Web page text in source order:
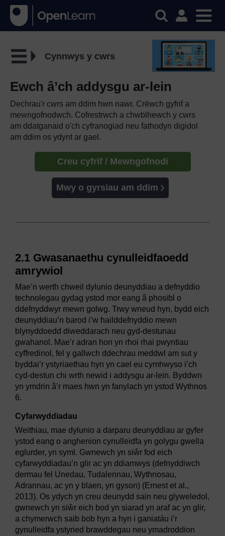
Cynnwys y cwrs
Ewch â’ch addysgu ar-lein
Dechrau'r cwrs am ddim hwn nawr. Crëwch gyfrif a
mewngofnodwch. Cofrestrwch a chwblhewch y cwrs
am ddatganaid o'ch cyfranogiad neu fathodyn digidol
am ddim os ydynt ar gael.
Creu cyfrif / Mewngofnodi
Mwy o gyrsiau am ddim
2.1 Gwasanaethu cynulleidfaoedd
amrywiol
Mae’n werth chweil dylunio deunyddiau a defnyddio
technolegau gydag ystod mor eang â phosibl o
ddefnyddwyr mewn golwg. Trwy wneud hyn, bydd eich
deunyddiau’n barod i’w hailddefnyddio mewn
blynyddoedd diweddarach neu gyd-destunau
gwahanol. Mae’r adran hon yn rhoi rhai pwyntiau
cyffredinol, fel y gallwch ddechrau meddwl am sut y
byddai’r ystyriaethau hyn yn cael eu cymhwyso i’ch
cyd-destun chi wrth newid i addysgu ar-lein. Byddwn
yn ymdrin â’r maes hwn yn fanylach yn ystod Wythnos
6.
Cyfarwyddiadau
Weithiau, mae dylunio a darparu deunyddiau ar gyfer
ystod eang o anghenion cynulleidfa yn golygu gwella
eglurder, yn syml. Gwnewch yn siŵr fod eich
cyfarwyddiadau’n glir ac yn ddiamwys (defnyddiwch
dermau fel Unedau, Tudalennau, Wythnosau,
Adrannau, ac yn y blaen, yn gyson) (Ernest et al.,
2013). Os ydych yn creu deunydd sain neu glyweledol,
gwnewch yn siŵr eich bod yn siarad yn araf ac yn glir,
a chymerwch saib bob hyn a hyn i ganiatáu i’r
gynulleidfa ystyried brawddegau neu ymadroddion